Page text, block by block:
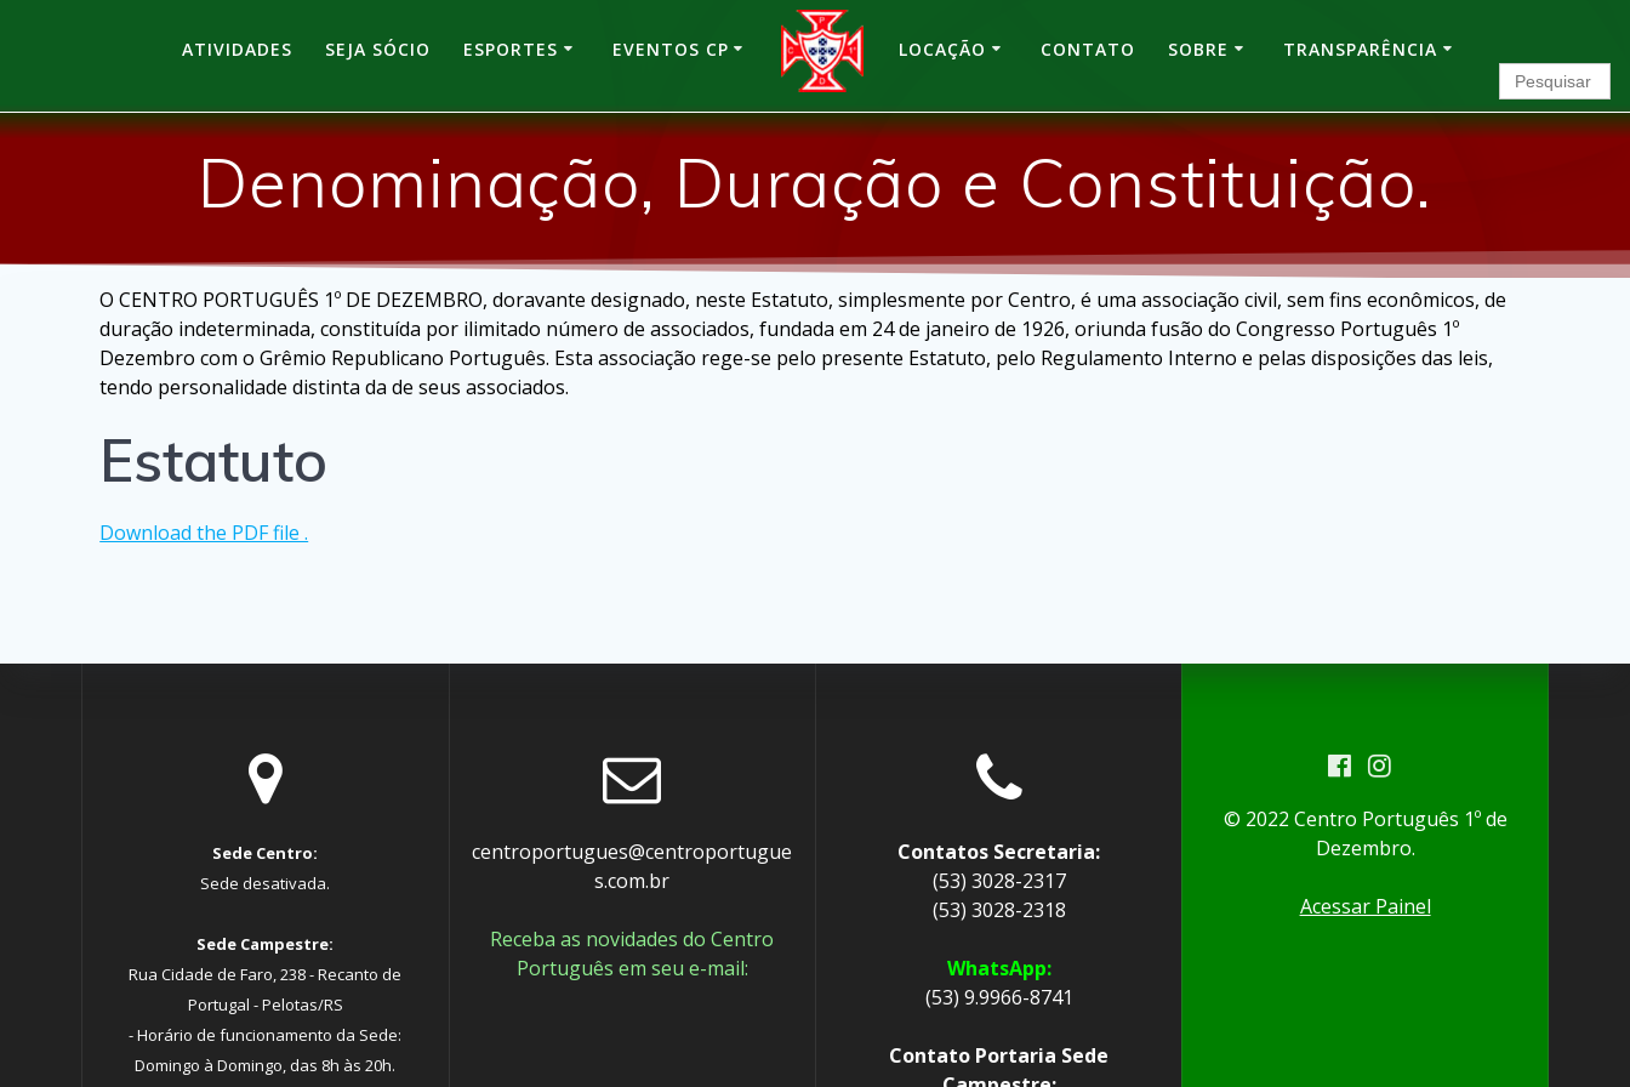
ATIVIDADES SEJA SÓCIO ESPORTES EVENTOS CP LOCAÇÃO CONTATO SOBRE TRANSPARÊNCIA
Search
for:
Denominação, Duração e Constituição.
O CENTRO PORTUGUÊS 1º DE DEZEMBRO, doravante designado, neste Estatuto, simplesmente por Centro, é uma associação civil, sem fins econômicos, de
duração indeterminada, constituída por ilimitado número de associados, fundada em 24 de janeiro de 1926, oriunda fusão do Congresso Português 1º
Dezembro com o Grêmio Republicano Português. Esta associação rege-se pelo presente Estatuto, pelo Regulamento Interno e pelas disposições das leis,
tendo personalidade distinta da de seus associados.
Estatuto
Download the PDF file .
Sede Centro:
Sede desativada.
Sede Campestre:
Rua Cidade de Faro, 238 - Recanto de
Portugal - Pelotas/RS
- Horário de funcionamento da Sede:
Domingo à Domingo, das 8h às 20h.
centroportugues@centroportugue
s.com.br
Receba as novidades do Centro
Português em seu e-mail:
Contatos Secretaria:
(53) 3028-2317
(53) 3028-2318
WhatsApp:
(53) 9.9966-8741
Contato Portaria Sede
© 2022 Centro Português 1º de
Dezembro.
Acessar Painel